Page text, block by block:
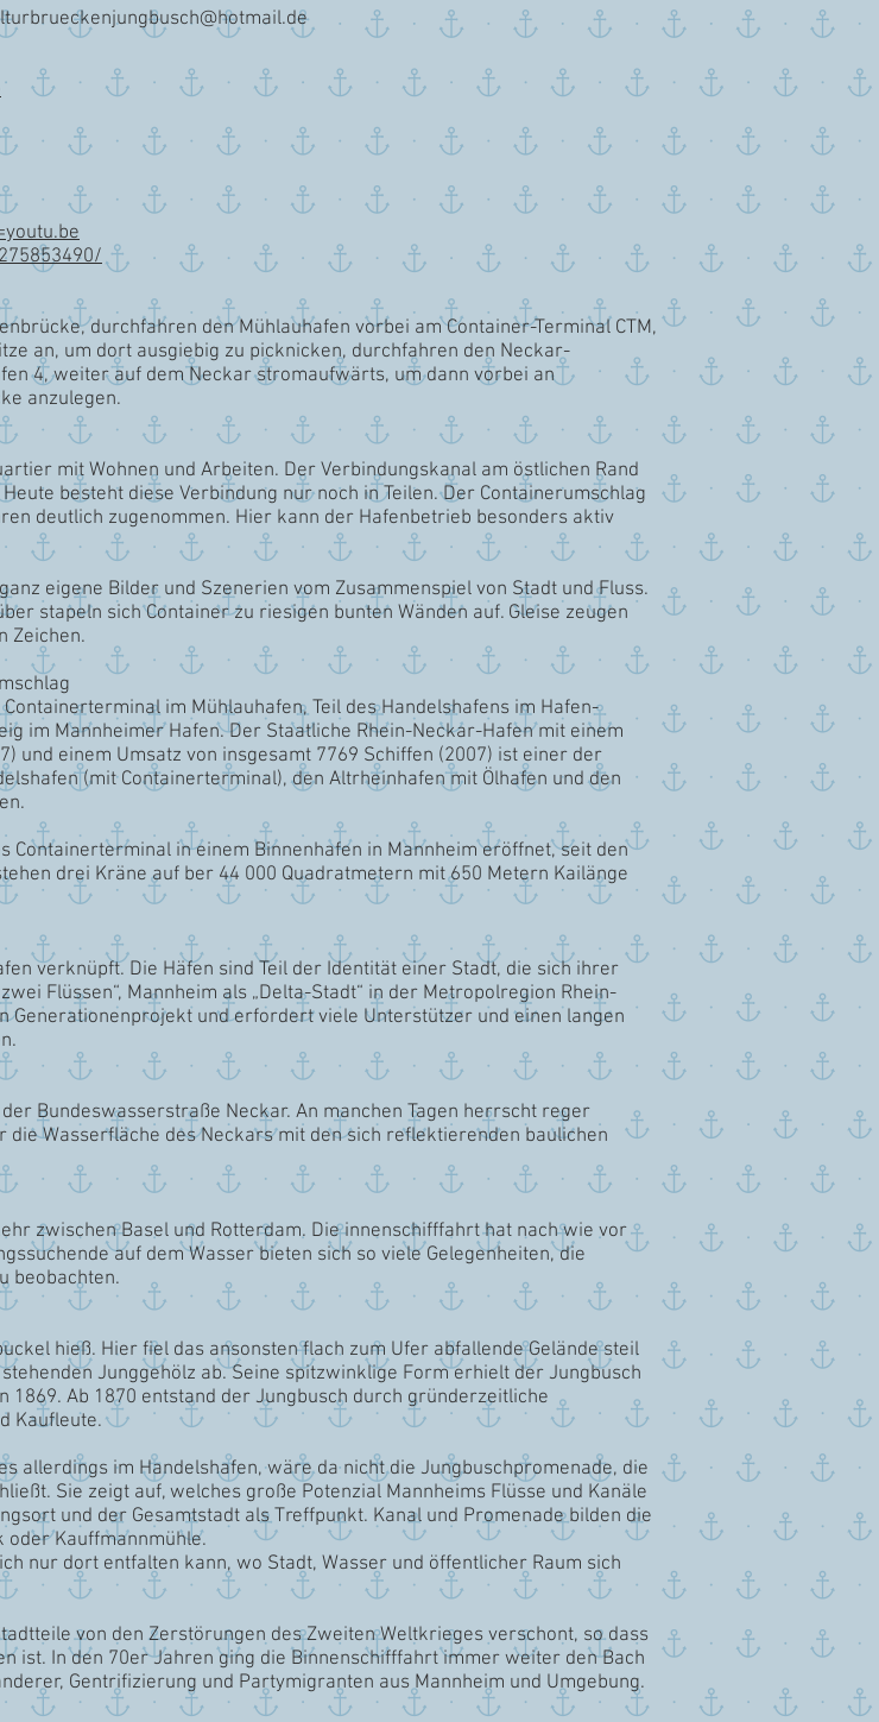
durchfahren den Mühlauhafen vorbei am Container-Terminal CTM,
an, um dort ausgiebig zu picknicken, durchfahren den Neckar-
4, weiter auf dem Neckar stromaufwärts, um dann vorbei an
anzulegen.
mit Wohnen und Arbeiten. Der Verbindungskanal am östlichen Rand
besteht diese Verbindung nur noch in Teilen. Der Containerumschlag
deutlich zugenommen. Hier kann der Hafenbetrieb besonders aktiv
eigene Bilder und Szenerien vom Zusammenspiel von Stadt und Fluss.
stapeln sich Container zu riesigen bunten Wänden auf. Gleise zeugen
Zeichen.
im Mühlauhafen, Teil des Handelshafens im Hafen-
im Mannheimer Hafen. Der Staatliche Rhein-Neckar-Hafen mit einem
und einem Umsatz von insgesamt 7769 Schiffen (2007) ist einer der
(mit Containerterminal), den Altrheinhafen mit Ölhafen und den
Containerterminal in einem Binnenhafen in Mannheim eröffnet, seit den
drei Kräne auf ber 44 000 Quadratmetern mit 650 Metern Kailänge
verknüpft. Die Häfen sind Teil der Identität einer Stadt, die sich ihrer
Flüssen“, Mannheim als „Delta-Stadt“ in der Metropolregion Rhein-
Generationenprojekt und erfordert viele Unterstützer und einen langen
Bundeswasserstraße Neckar. An manchen Tagen herrscht reger
Wasserfläche des Neckars mit den sich reflektierenden baulichen
zwischen Basel und Rotterdam. Die innenschifffahrt hat nach wie vor
auf dem Wasser bieten sich so viele Gelegenheiten, die
beobachten.
hieß. Hier fiel das ansonsten flach zum Ufer abfallende Gelände steil
Junggehölz ab. Seine spitzwinklige Form erhielt der Jungbusch
Ab 1870 entstand der Jungbusch durch gründerzeitliche
Kaufleute.
allerdings im Handelshafen, wäre da nicht die Jungbuschpromenade, die
Sie zeigt auf, welches große Potenzial Mannheims Flüsse und Kanäle
und der Gesamtstadt als Treffpunkt. Kanal und Promenade bilden die
oder Kauffmannmühle.
nur dort entfalten kann, wo Stadt, Wasser und öffentlicher Raum sich
von den Zerstörungen des Zweiten Weltkrieges verschont, so dass
ist. In den 70er Jahren ging die Binnenschifffahrt immer weiter den Bach
Gentrifizierung und Partymigranten aus Mannheim und Umgebung.